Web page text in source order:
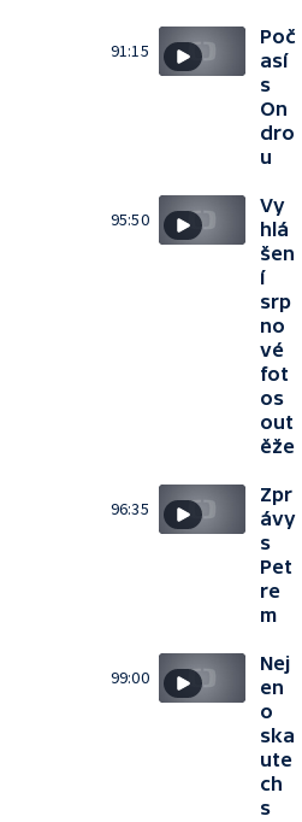
91:15
Poč
así
s
On
dro
u
95:50
Vy
hlá
šen
í
srp
no
vé
fot
os
out
ěže
96:35
Zpr
ávy
s
Pet
re
m
99:00
Nej
en
o
ska
ute
ch
s